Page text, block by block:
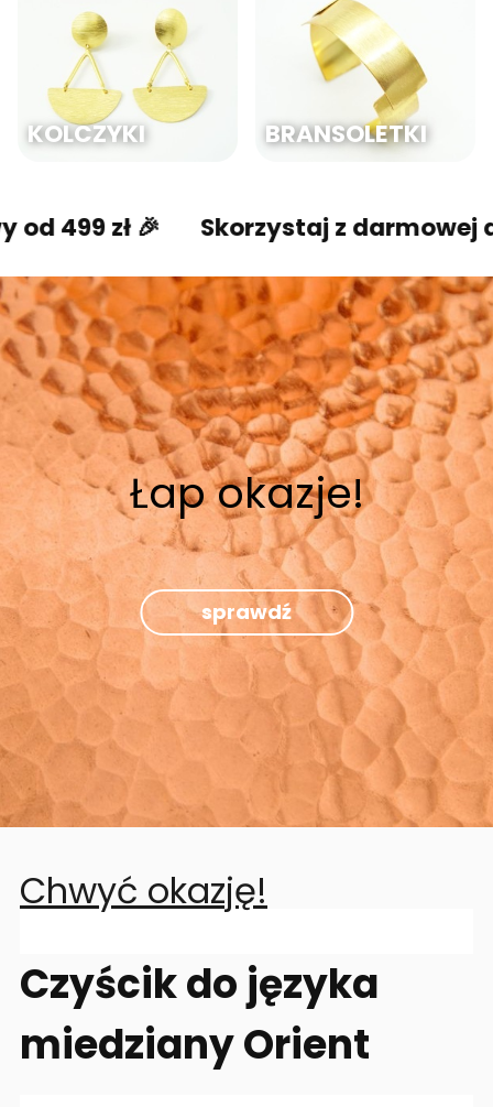
KOLCZYKI BRANSOLETKI
🎉 Skorzystaj z darmowej dostawy
Łap okazje!
sprawdź
Chwyć okazję!
Czyścik do języka
miedziany Orient